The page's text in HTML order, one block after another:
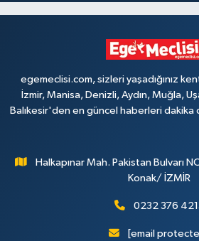
egemeclisi.com, sizleri yaşadığınız
İzmir, Manisa, Denizli, Aydın, Muğla,
Balıkesir'den en güncel haberleri dakika
Halkapınar Mah. Pakistan Bulvarı
Konak/ İZMİR
0232 376
[email